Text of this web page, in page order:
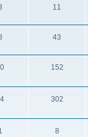
11
43
152
302
8